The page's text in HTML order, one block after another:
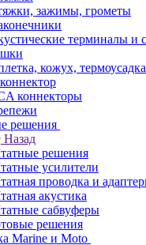
зажимы, грометы
терминалы и
кожух, термоусадка
коннекторы
решения
Назад
решения
усилители
проводка и
акустика
сабвуферы
решения
Marine и Moto